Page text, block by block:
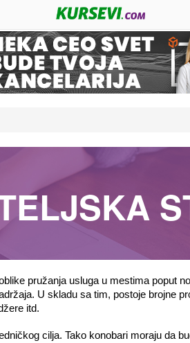
pružanja usluga u mestima poput
U skladu sa tim, postoje brojne
itd.
cilja. Tako konobari moraju da